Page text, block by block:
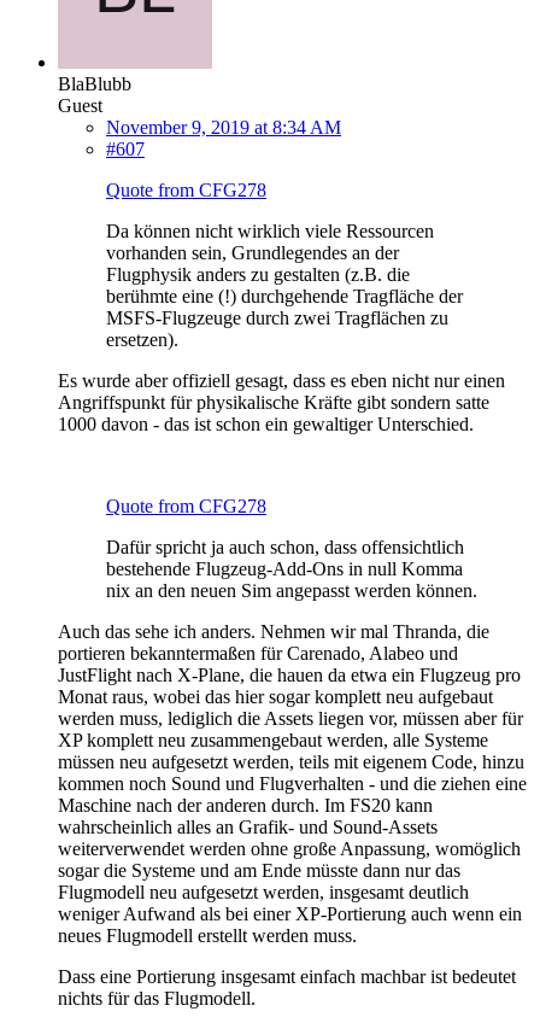
BlaBlubb
Guest
November 9, 2019 at 8:34 AM
#607
Quote from CFG278
Da können nicht wirklich viele Ressourcen
vorhanden sein, Grundlegendes an der
Flugphysik anders zu gestalten (z.B. die
berühmte eine (!) durchgehende Tragfläche der
MSFS-Flugzeuge durch zwei Tragflächen zu
ersetzen).
Es wurde aber offiziell gesagt, dass es eben nicht nur einen
Angriffspunkt für physikalische Kräfte gibt sondern satte
1000 davon - das ist schon ein gewaltiger Unterschied.
Quote from CFG278
Dafür spricht ja auch schon, dass offensichtlich
bestehende Flugzeug-Add-Ons in null Komma
nix an den neuen Sim angepasst werden können.
Auch das sehe ich anders. Nehmen wir mal Thranda, die
portieren bekanntermaßen für Carenado, Alabeo und
JustFlight nach X-Plane, die hauen da etwa ein Flugzeug pro
Monat raus, wobei das hier sogar komplett neu aufgebaut
werden muss, lediglich die Assets liegen vor, müssen aber für
XP komplett neu zusammengebaut werden, alle Systeme
müssen neu aufgesetzt werden, teils mit eigenem Code, hinzu
kommen noch Sound und Flugverhalten - und die ziehen eine
Maschine nach der anderen durch. Im FS20 kann
wahrscheinlich alles an Grafik- und Sound-Assets
weiterverwendet werden ohne große Anpassung, womöglich
sogar die Systeme und am Ende müsste dann nur das
Flugmodell neu aufgesetzt werden, insgesamt deutlich
weniger Aufwand als bei einer XP-Portierung auch wenn ein
neues Flugmodell erstellt werden muss.
Dass eine Portierung insgesamt einfach machbar ist bedeutet
nichts für das Flugmodell.